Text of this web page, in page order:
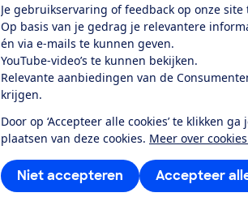
Je gebruikservaring of feedback op onze
Op basis van je gedrag je relevantere
én via e-mails te kunnen geven.
YouTube-video’s te kunnen bekijken.
Relevante aanbiedingen van de
krijgen.
Door op ‘Accepteer alle cookies’ te klikken
plaatsen van deze cookies. Meer over
Accepteer
Niet accepteren